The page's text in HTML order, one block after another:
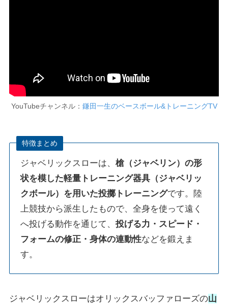
YouTubeチャンネル： 鎌田一生のベースボール&トレーニングTV
特徴まとめ
ジャベリックスローは、槍（ジャベリン）の形
状を模した軽量トレーニング器具（ジャベリッ
クボール）を用いた投擲トレーニングです。陸
上競技から派生したもので、全身を使って遠く
へ投げる動作を通じて、投げる力・スピード・
フォームの修正・身体の連動性などを鍛えま
す。
ジャベリックスローはオリックスバッファローズの山